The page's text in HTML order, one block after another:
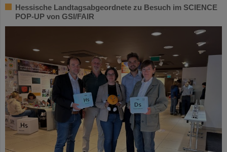
Hessische Landtagsabgeordnete zu Besuch im SCIENCE
POP-UP von GSI/FAIR